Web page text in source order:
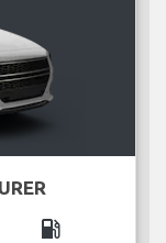
local_gas_station